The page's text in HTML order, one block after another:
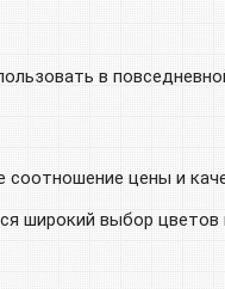
в
соотношение цены и
широкий выбор цветов